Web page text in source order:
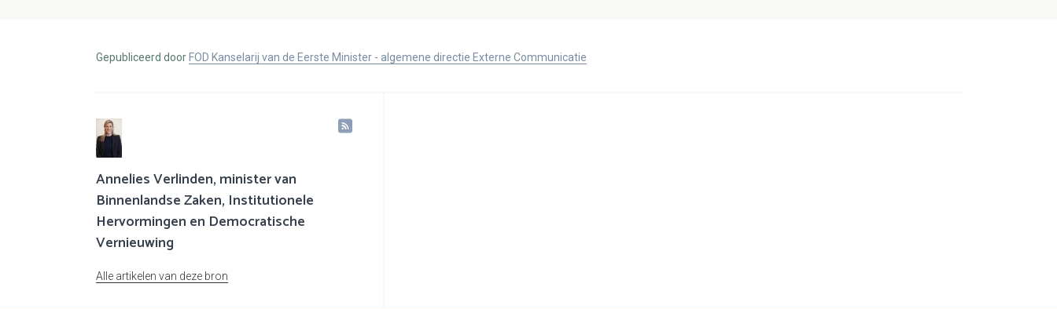
Gepubliceerd door FOD Kanselarij van de Eerste Minister - algemene directie Externe Communicatie
Annelies Verlinden, minister van
Binnenlandse Zaken, Institutionele
Hervormingen en Democratische
Vernieuwing
Alle artikelen van deze bron